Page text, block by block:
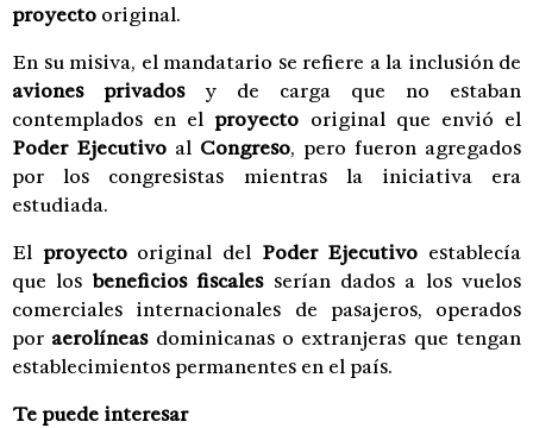
proyecto original.
En su misiva, el mandatario se refiere a la inclusión de
aviones privadosy de carga que no estaban
contemplados en elproyecto original que envió el
Poder Ejecutivo al Congreso, pero fueron agregados
por los congresistas mientras la iniciativa era
estudiada.
El proyectooriginal del Poder Ejecutivo establecía
que los beneficios fiscalesserían dados a los vuelos
comerciales internacionales de pasajeros, operados
por aerolíneasdominicanas o extranjeras que tengan
establecimientos permanentes en el país.
Te puede interesar